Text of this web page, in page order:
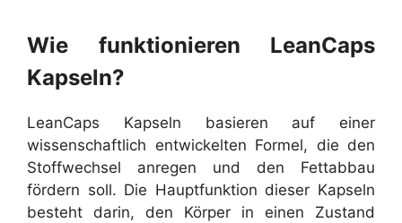
Wie funktionieren LeanCaps
Kapseln?
LeanCaps Kapseln basieren auf einer
wissenschaftlich entwickelten Formel, die den
Stoffwechsel anregen und den Fettabbau
fördern soll. Die Hauptfunktion dieser Kapseln
besteht darin, den Körper in einen Zustand